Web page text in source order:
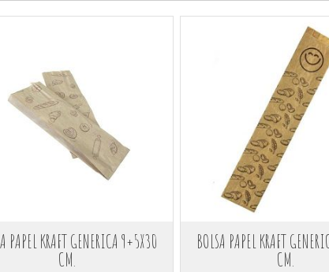
PAPEL KRAFT GENERICA 9+5X30
CM.
BOLSA PAPEL KRAFT
CM.